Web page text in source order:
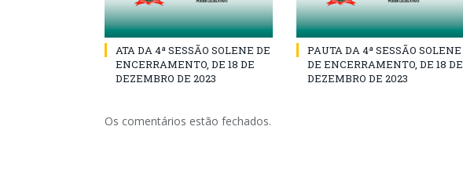
ATA DA 4ª SESSÃO SOLENE DE
ENCERRAMENTO, DE 18 DE
DEZEMBRO DE 2023
PAUTA DA 4ª SESSÃO SOLENE
DE ENCERRAMENTO, DE 18 DE
DEZEMBRO DE 2023
Os comentários estão fechados.